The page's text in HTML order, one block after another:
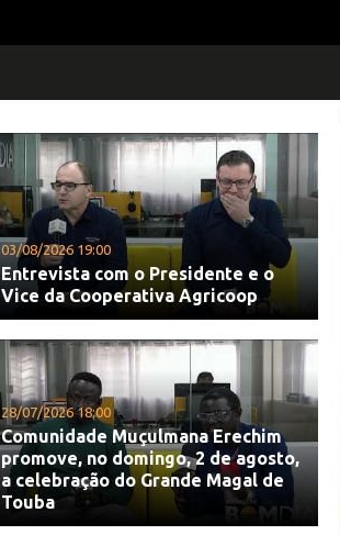
03/08/2026 19:00
Entrevista com o Presidente e o
Vice da Cooperativa Agricoop
28/07/2026 18:00
Comunidade Muçulmana Erechim
promove, no domingo, 2 de agosto,
a celebração do Grande Magal de
Touba